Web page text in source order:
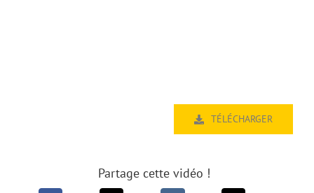
TÉLÉCHARGER
Partage cette vidéo !